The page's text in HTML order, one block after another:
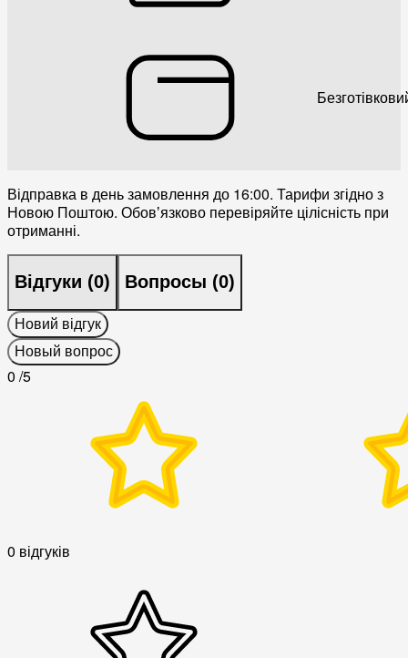
Відправка в день замовлення до 16:00. Тарифи згідно з
Новою Поштою. Обовʼязково перевіряйте цілісність при
отриманні.
Відгуки (0) Вопросы (0)
Новий відгук
Новый вопрос
0 /5
0 відгуків